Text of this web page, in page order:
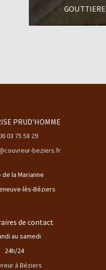
GOUTTIERE
PRUD'HOMME
03 75 58 29
beziers.fr
de la Marianne
lès-Béziers
de contact
au samedi
24h/24
à Béziers